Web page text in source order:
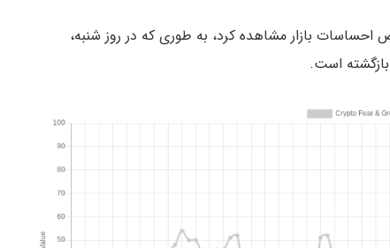
احساسات بازار مشاهده کرد، به طوری که در روز شنبه،
است.